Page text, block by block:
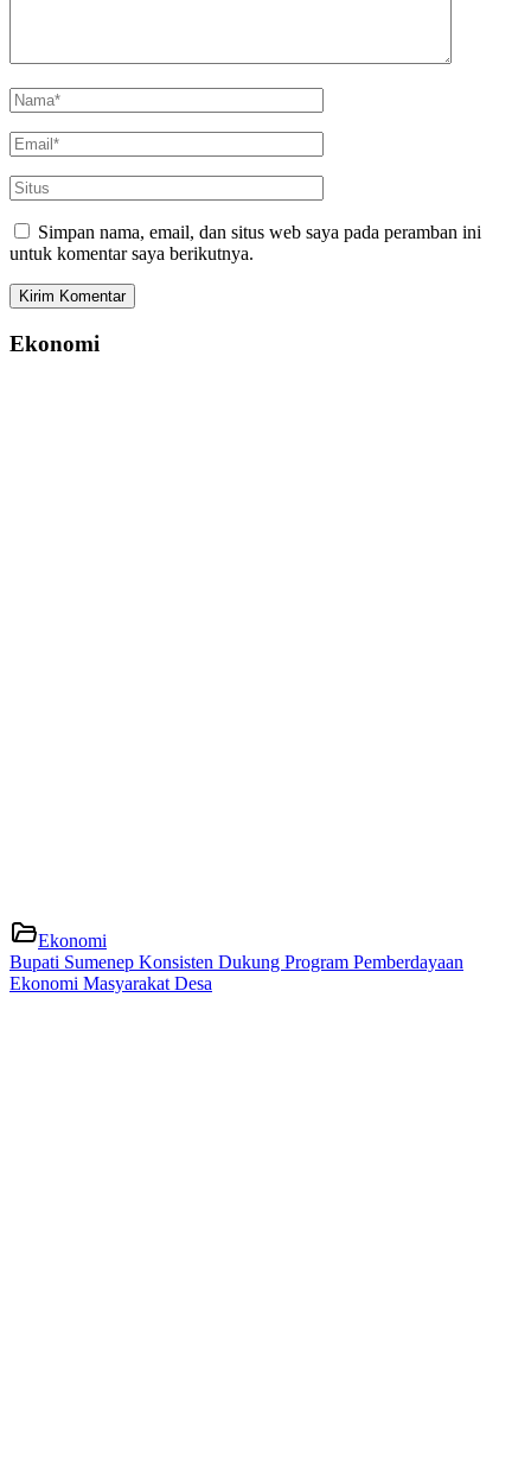
Simpan nama, email, dan situs web saya pada peramban ini
untuk komentar saya berikutnya.
Ekonomi
Ekonomi
Bupati Sumenep Konsisten Dukung Program Pemberdayaan
Ekonomi Masyarakat Desa